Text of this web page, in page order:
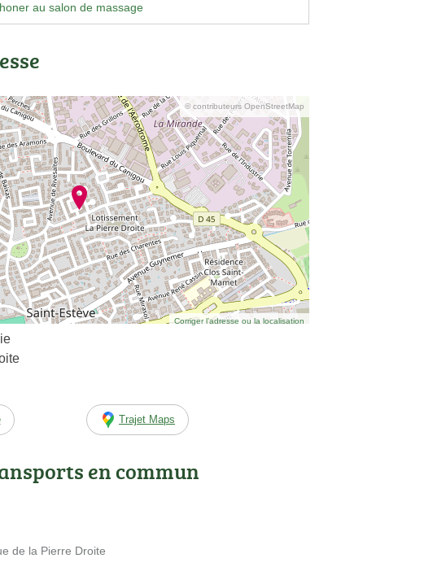
au salon de massage
© contributeurs OpenStreetMap
Corriger l’adresse ou la localisation
Trajet Maps
en commun
de la Pierre Droite